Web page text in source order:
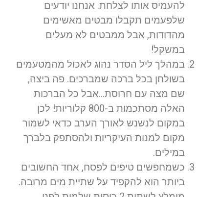
להעמיס אותו לצלחת. אנחנו יודעים
שלפעמים תקבלו מבטים מאשימים
מהדודות, אבל ממבטים לא מעלים
במשקל!
במהלך ליל הסדר נהוג לאכול מהמטעמים
בשולחן בכל ברכה שמברכים. פה ביצה,
שם מצה עם חרוסת…אבל כל הברכות
האלה מסתכמות ב-800 קלוריות! לכן
במקום לנשנש לאורך הערב כדאי לשמור
מקום למנות העיקריות ולהסתפק בלברך
במילים.
כשמחפשים טיפים לפסח, אחד החשובים
ביותר הוא להקפיד על שתיית מים מרובה.